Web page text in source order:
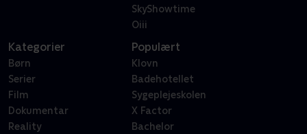
SkyShowtime
Oiii
Kategorier
Børn
Serier
Film
Dokumentar
Reality
Populært
Klovn
Badehotellet
Sygeplejeskolen
X Factor
Bachelor